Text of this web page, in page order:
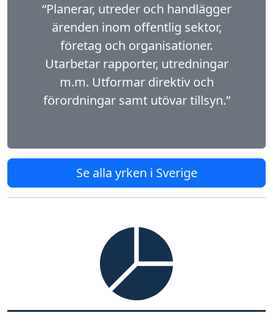
“Planerar, utreder och handlägger
ärenden inom offentlig sektor,
företag och organisationer.
Utarbetar rapporter, utredningar
m.m. Utformar direktiv och
förordningar samt utövar tillsyn.”
Se alla yrken i Sverige